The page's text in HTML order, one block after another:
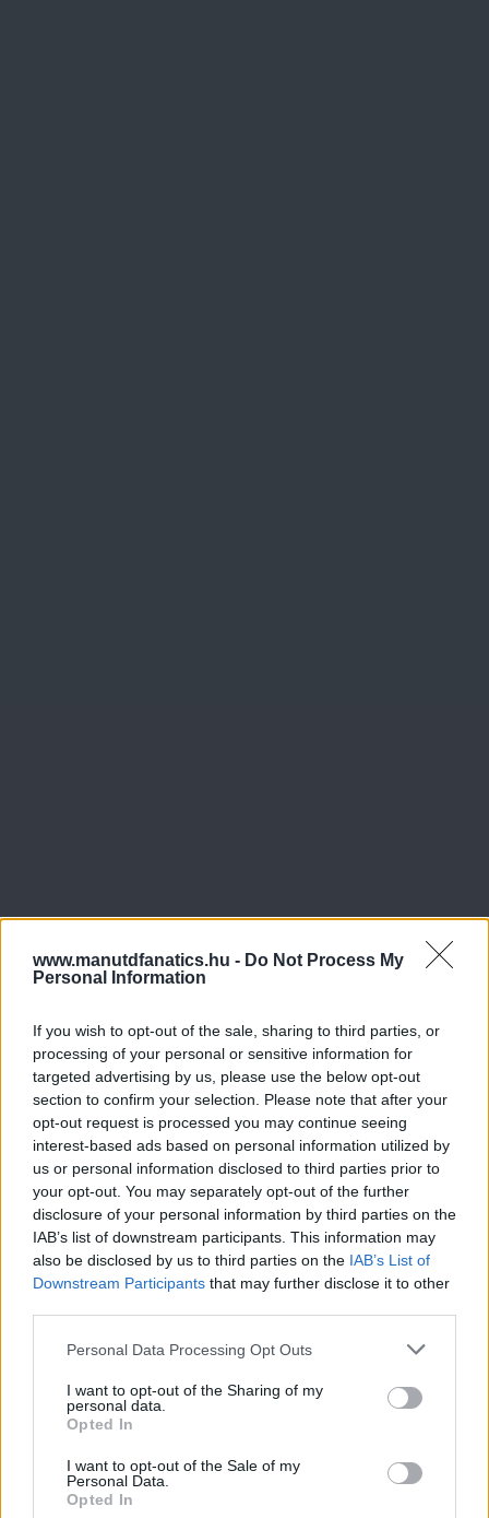
www.manutdfanatics.hu - Do Not Process My
Personal Information
If you wish to opt-out of the sale, sharing to third parties, or
processing of your personal or sensitive information for
targeted advertising by us, please use the below opt-out
section to confirm your selection. Please note that after your
opt-out request is processed you may continue seeing
interest-based ads based on personal information utilized by
us or personal information disclosed to third parties prior to
your opt-out. You may separately opt-out of the further
disclosure of your personal information by third parties on the
IAB’s list of downstream participants. This information may
also be disclosed by us to third parties on the IAB’s List of
Downstream Participants that may further disclose it to other
Please note that this website/app uses one or more Google
not limited to your visit or usage behaviour. You may click to
grant or deny consent to Google and its third-party tags to
use your data for below specified purposes in below Google
consent section.
Personal Data Processing Opt Outs
I want to opt-out of the Sharing of my
personal data.
Opted In
I want to opt-out of the Sale of my
Personal Data.
Opted In